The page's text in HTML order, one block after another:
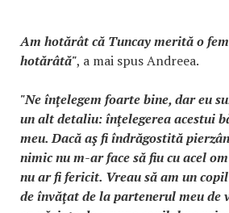
Am hotărât că Tuncay merită o
hotărâtă", a mai spus Andreea.
"Ne înţelegem foarte bine, dar eu
un alt detaliu: înţelegerea acestui
meu. Dacă aş fi îndrăgostită
nimic nu m-ar face să fiu cu acel
nu ar fi fericit. Vreau să am un
de învăţat de la partenerul meu